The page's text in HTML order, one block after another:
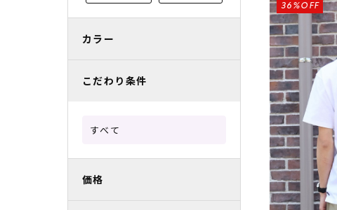
レディースラッシュガード レディースフィ
スノーボード レンタル リフト電子チケ
36%OFF
カラー
こだわり条件
すべて
価格